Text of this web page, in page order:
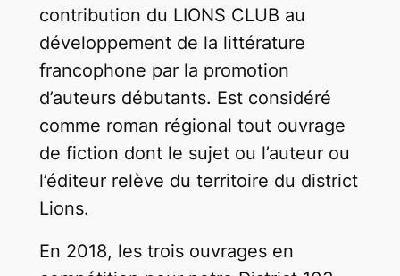
contribution du LIONS CLUB au
développement de la littérature
francophone par la promotion
d’auteurs débutants. Est considéré
comme roman régional tout ouvrage
de fiction dont le sujet ou l’auteur ou
l’éditeur relève du territoire du district
Lions.
En 2018, les trois ouvrages en